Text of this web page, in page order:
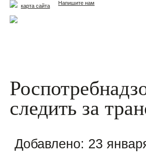
Напишите нам
карта сайта
следить за
Добавлено: 23